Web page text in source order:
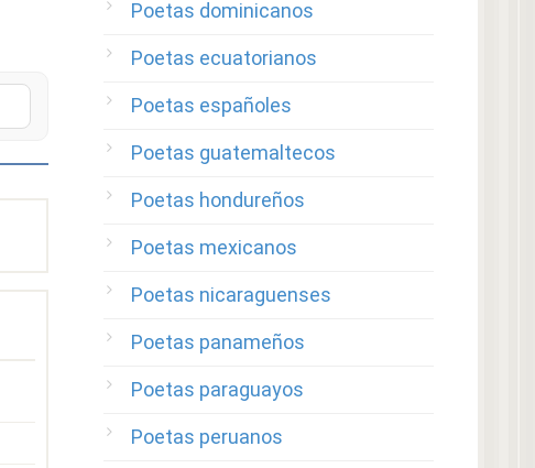
Poetas dominicanos
Poetas ecuatorianos
Poetas españoles
Poetas guatemaltecos
Poetas hondureños
Poetas mexicanos
Poetas nicaraguenses
Poetas panameños
Poetas paraguayos
Poetas peruanos